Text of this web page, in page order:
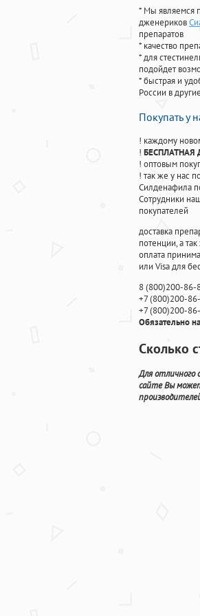
* Мы являемся
дженериков
препаратов
* качество
* для
подойдет
* быстрая и
России в
Покупать у
! каждому
! БЕСПЛАТНАЯ
! оптовым
! так же у нас
Силденафила
Cотрудники
покупателей
доставка
потенции, а
оплата
или Visa для
8(800)200-86-
+7(800)200-
+7(800)200-
Обязательно
Сколько
Для отличного
сайте Вы